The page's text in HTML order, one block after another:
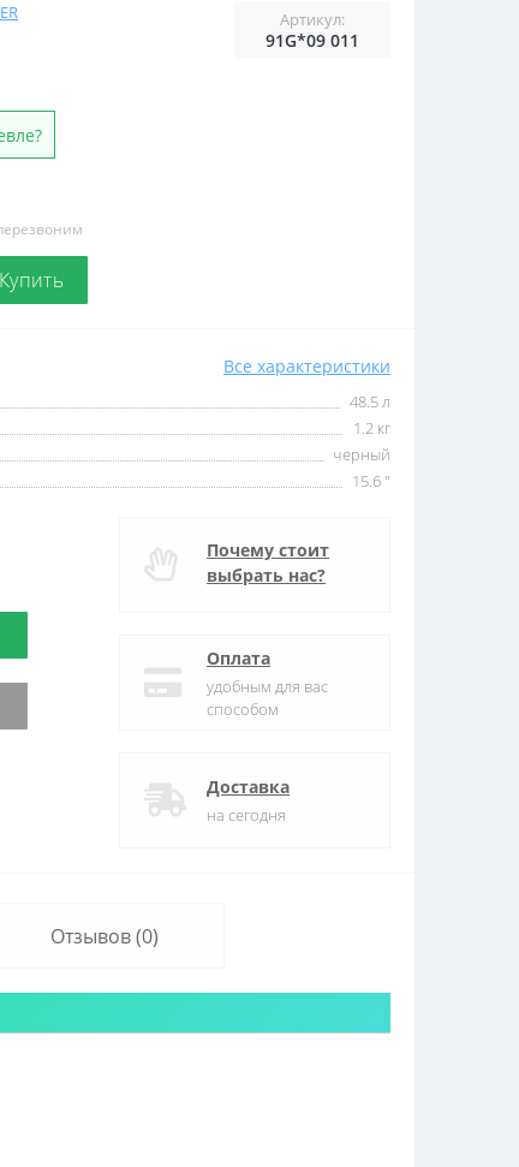
Артикул:
91G*09 011
Купить
Все характеристики
48.5 л
1.2 кг
черный
15.6 "
Почему стоит
выбрать нас?
Оплата
удобным для вас
способом
Доставка
на сегодня
Отзывов (0)